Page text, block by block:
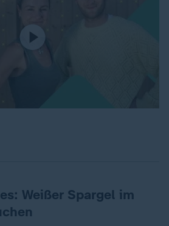
Weißer Spargel im